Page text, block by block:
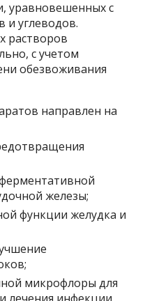
уравновешенных с
и углеводов.
растворов
с учетом
обезвоживания
направлен на
железы;
функции желудка и
микрофлоры для